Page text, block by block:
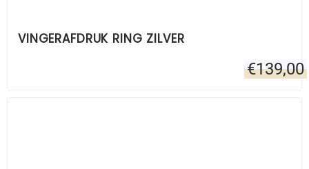
VINGERAFDRUK RING ZILVER
€139,00